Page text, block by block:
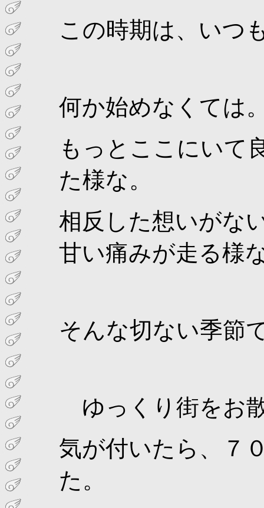
この時期は、いつ
何か始めなくては
もっとここにいて
た様な。
相反した想いがな
甘い痛みが走る様
そんな切ない季節
ゆっくり街をお
気が付いたら、７
た。